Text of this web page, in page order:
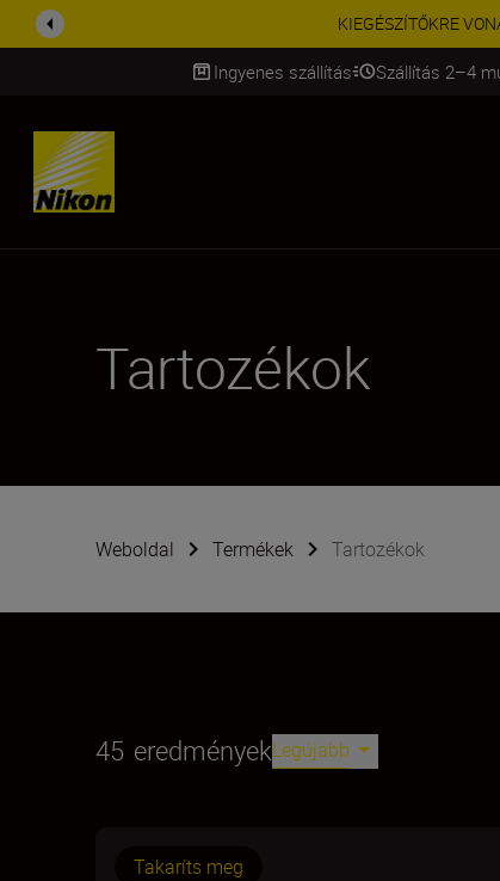
KIEGÉSZÍTŐKRE
Ingyenes szállítás Szállítás 2–4
SKIP
Tartozékok
Weboldal Termékek Tartozékok
45 eredményekLegújabb
Takaríts meg